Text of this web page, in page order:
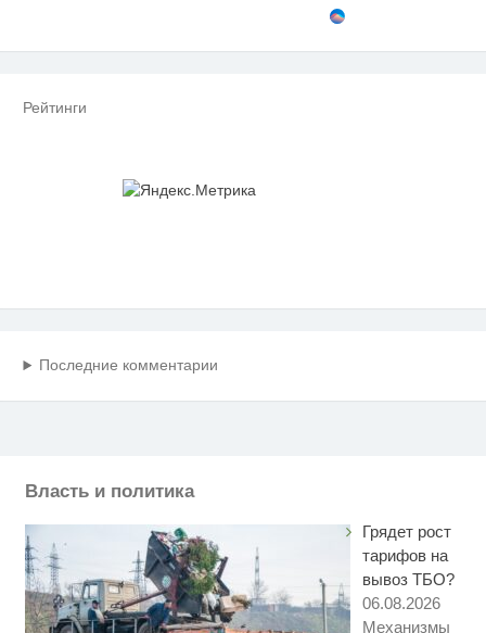
Рейтинги
Последние комментарии
Власть и политика
Грядет рост
тарифов на
вывоз ТБО?
06.08.2026
Механизмы